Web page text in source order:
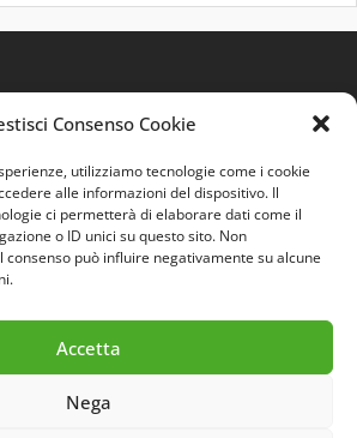
Consenso Cookie
utilizziamo tecnologie come i cookie
alle informazioni del dispositivo. Il
ci permetterà di elaborare dati come il
o ID unici su questo sito. Non
può influire negativamente su alcune
Accetta
Nega
distribuita con LicenzaCreative
Commons 3.0 Italia.